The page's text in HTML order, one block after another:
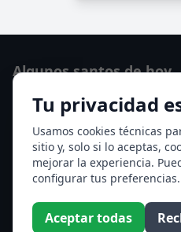
Tu privacidad
Usamos cookies técnicas
sitio y, solo si lo aceptas,
mejorar la experiencia.
configurar tus preferencias.
Aceptar todas
Algunos santos de hoy
San Cayetano de Thiene
San Sixto II papa
Ver todos los santos de hoy
Acceso a los Meses